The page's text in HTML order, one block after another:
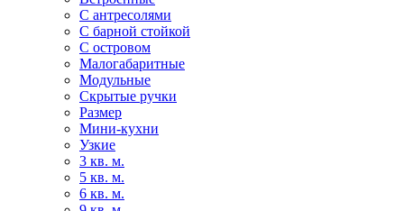
С антресолями
С барной стойкой
С островом
Малогабаритные
Модульные
Скрытые ручки
Размер
Мини-кухни
Узкие
3 кв. м.
5 кв. м.
6 кв. м.